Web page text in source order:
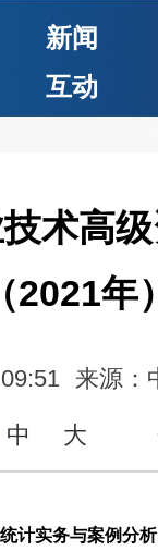
新闻
互动
术高
（2021年
来源：
中 大
统计实务与案例分